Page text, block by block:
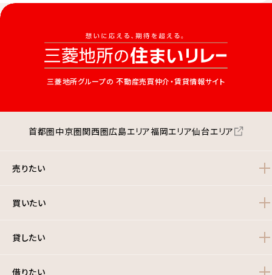
三菱地所グループの 不動産売買仲介・賃貸情報サイト
首都圏中京圏関西圏広島エリア福岡エリア仙台エリア
売りたい
買いたい
貸したい
借りたい